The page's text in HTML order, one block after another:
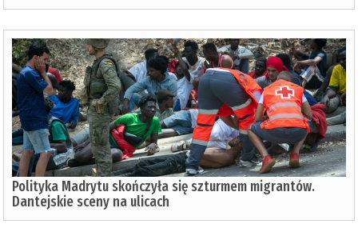
Polityka Madrytu skończyła się szturmem migrantów.
Dantejskie sceny na ulicach